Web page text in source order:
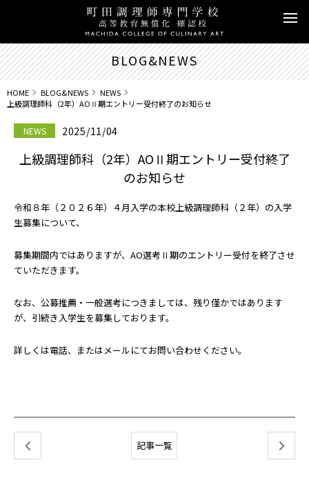
BLOG&NEWS
HOME BLOG&NEWS
NEWS
上級調理師科（2年）AOⅡ期エントリー受付終了のお知らせ
NEWS 2025/11/04
上級調理師科（2年）AOⅡ期エントリー受付終了
のお知らせ
令和８年（２０２６年）４月入学の本校上級調理師科（２年）の入学
生募集について、
募集期間内ではありますが、AO選考Ⅱ期のエントリー受付を終了させ
ていただきます。
なお、公募推薦・一般選考につきましては、残り僅かではあります
が、引続き入学生を募集しております。
詳しくは電話、またはメールにてお問い合わせください。
記事一覧